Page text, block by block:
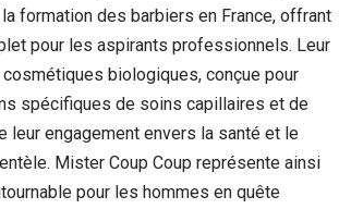
formation des barbiers en France, offrant
pour les aspirants professionnels. Leur
biologiques, conçue pour
spécifiques de soins capillaires et de
leur engagement envers la santé et le
Mister Coup Coup représente ainsi
pour les hommes en quête